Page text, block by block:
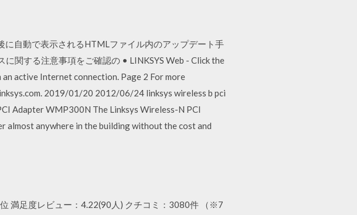
に自動で表示されるHTMLファイル内のアップデート手
関する注意事項をご確認の • LINKSYS Web - Click the
active Internet connection. Page 2 For more
2019/01/20 2012/06/24 linksys wireless b pci
Adapter WMP300N The Linksys Wireless-N PCI
almost anywhere in the building without the cost and
満足度レビュー：4.22(90人) クチコミ：3080件 （※7